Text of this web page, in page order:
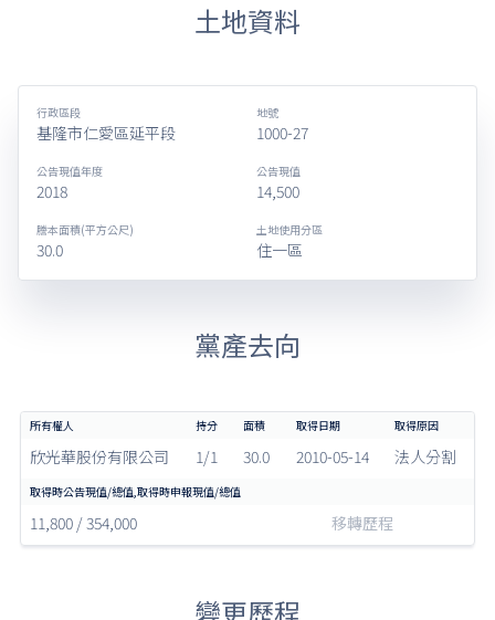
土地資料
行政區段
基隆市仁愛區延平段
地號
1000-27
公告現值年度
2018
公告現值
14,500
謄本面積(平方公尺)
30.0
土地使用分區
住一區
黨產去向
欣光華股份有限公司 1/1 30.0 2010-05-14 法人分割
11,800 / 354,000 移轉歷程
變更歷程